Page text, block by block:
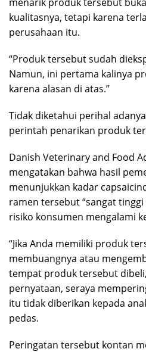
kualitasnya, tetapi karena
perusahaan itu.
“Produk tersebut sudah
Namun, ini pertama kalinya
karena alasan di atas.”
Tidak diketahui perihal
perintah penarikan produk
Danish Veterinary and Food
mengatakan bahwa hasil
menunjukkan kadar
ramen tersebut “sangat
risiko konsumen mengalami
“Jika Anda memiliki produk
membuangnya atau
tempat produk tersebut
pernyataan, seraya
itu tidak diberikan kepada
pedas.
Peringatan tersebut kontan